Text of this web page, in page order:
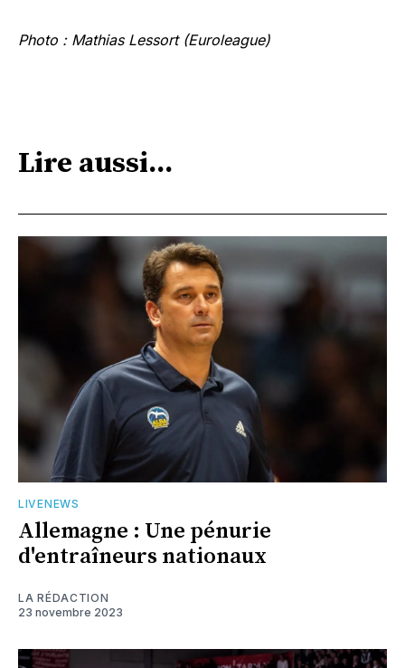
Photo : Mathias Lessort (Euroleague)
Lire aussi...
LIVENEWS
Allemagne : Une pénurie
d'entraîneurs nationaux
LA RÉDACTION
23 novembre 2023